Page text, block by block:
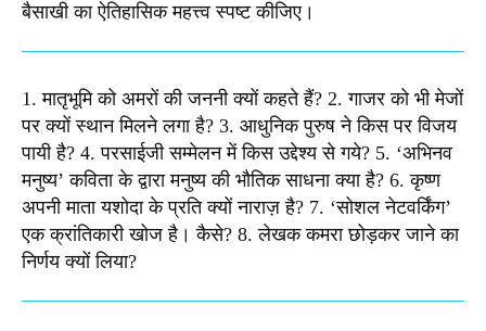
बैसाखी का ऐतिहासिक महत्त्व स्पष्ट कीजिए।​
1. मातृभूमि को अमरों की जननी क्यों कहते हैं? 2. गाजर को भी मेजों
पर क्यों स्थान मिलने लगा है? 3. आधुनिक पुरुष ने किस पर विजय
पायी है? 4. परसाईजी सम्मेलन में किस उद्देश्य से गये? 5. ‘अभिनव
मनुष्य’ कविता के द्वारा मनुष्य की भौतिक साधना क्या है? 6. कृष्ण
अपनी माता यशोदा के प्रति क्यों नाराज़ है? 7. ‘सोशल नेटवर्किंग’
एक क्रांतिकारी खोज है। कैसे? 8. लेखक कमरा छोड़कर जाने का
निर्णय क्यों लिया?​